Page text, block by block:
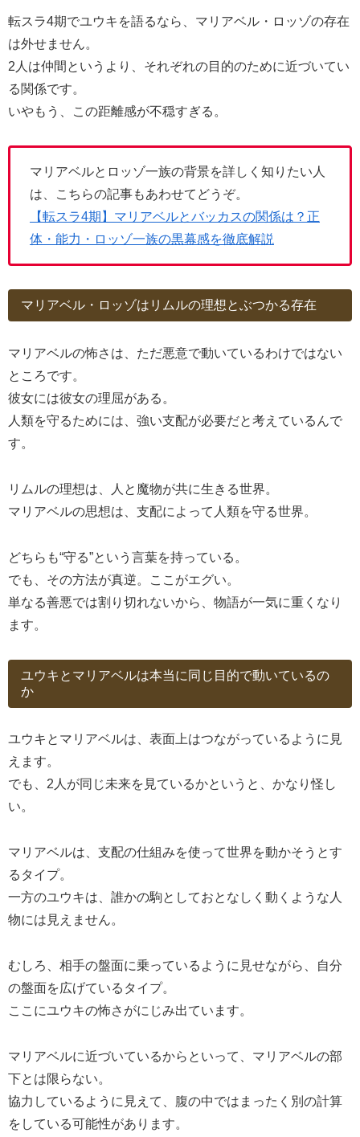
転スラ4期でユウキを語るなら、マリアベル・ロッゾの存在
は外せません。
2人は仲間というより、それぞれの目的のために近づいてい
る関係です。
いやもう、この距離感が不穏すぎる。
マリアベルとロッゾ一族の背景を詳しく知りたい人
は、こちらの記事もあわせてどうぞ。
【転スラ4期】マリアベルとバッカスの関係は？正
体・能力・ロッゾ一族の黒幕感を徹底解説
マリアベル・ロッゾはリムルの理想とぶつかる存在
マリアベルの怖さは、ただ悪意で動いているわけではない
ところです。
彼女には彼女の理屈がある。
人類を守るためには、強い支配が必要だと考えているんで
す。
リムルの理想は、人と魔物が共に生きる世界。
マリアベルの思想は、支配によって人類を守る世界。
どちらも“守る”という言葉を持っている。
でも、その方法が真逆。ここがエグい。
単なる善悪では割り切れないから、物語が一気に重くなり
ます。
ユウキとマリアベルは本当に同じ目的で動いているの
か
ユウキとマリアベルは、表面上はつながっているように見
えます。
でも、2人が同じ未来を見ているかというと、かなり怪し
い。
マリアベルは、支配の仕組みを使って世界を動かそうとす
るタイプ。
一方のユウキは、誰かの駒としておとなしく動くような人
物には見えません。
むしろ、相手の盤面に乗っているように見せながら、自分
の盤面を広げているタイプ。
ここにユウキの怖さがにじみ出ています。
マリアベルに近づいているからといって、マリアベルの部
下とは限らない。
協力しているように見えて、腹の中ではまったく別の計算
をしている可能性があります。